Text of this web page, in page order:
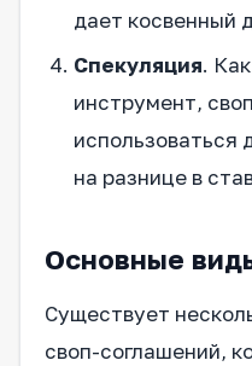
дает косвенный
Спекуляция.
инструмент,
использоваться
на разнице в
Основные
Существует
своп-соглашений,